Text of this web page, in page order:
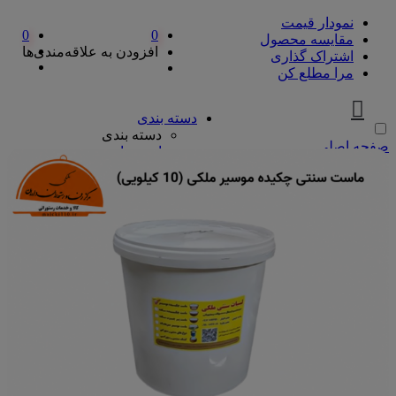
نمودار قیمت
مقایسه محصول
اشتراک گذاری
مرا مطلع کن
صفحه اصلی
0
افزودن به علاقه‌مندی‌ها
0
دسته بندی
دسته بندی
ادویه‌جات
ادویه‌جات
آویشن
ادویه مخلوط
دارچین
زردچوبه
سماق
فلفل
سرکه و آبلیمو